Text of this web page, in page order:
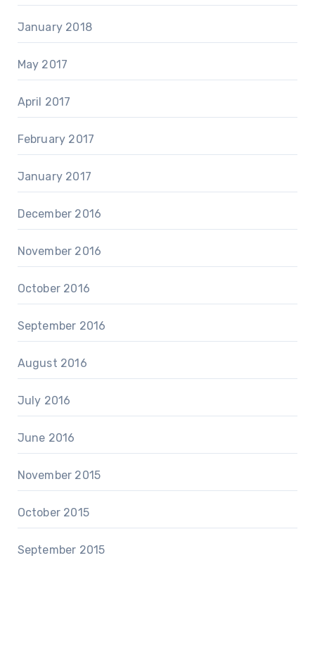
January 2018
May 2017
April 2017
February 2017
January 2017
December 2016
November 2016
October 2016
September 2016
August 2016
July 2016
June 2016
November 2015
October 2015
September 2015